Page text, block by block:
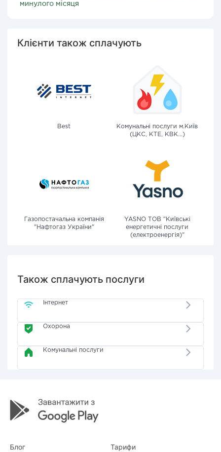
минулого місяця
Клієнти також сплачують
Best
Комунальні послуги м.Київ
(ЦКС, КТЕ, КВК...)
Газопостачальна компанія
"Нафтогаз України"
YASNO ТОВ "Київські
енергетичні послуги
(електроенергія)"
Також сплачують послуги
Інтернет
Охорона
Комунальні послуги
Блог Тарифи